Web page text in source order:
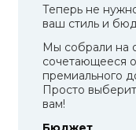
Теперь не
ваш стиль и
Мы собрали на
сочетающееся
премиального
Просто
вам!